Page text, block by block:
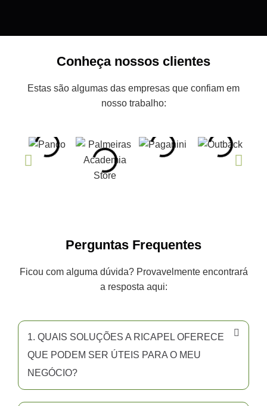
Conheça nossos clientes
Estas são algumas das empresas que confiam em
nosso trabalho:
Perguntas Frequentes
Ficou com alguma dúvida? Provavelmente encontrará
a resposta aqui:
1. QUAIS SOLUÇÕES A RICAPEL OFERECE
QUE PODEM SER ÚTEIS PARA O MEU
NEGÓCIO?